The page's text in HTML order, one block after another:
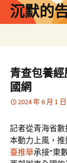
沉默的
青查包養
國網
2024 年 6 月 1 日
記者從青海省
本動力上風，
臺推舉承接“東